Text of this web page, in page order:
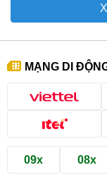
MẠNG DI
09x 08x